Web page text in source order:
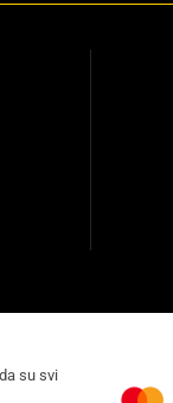
su svi